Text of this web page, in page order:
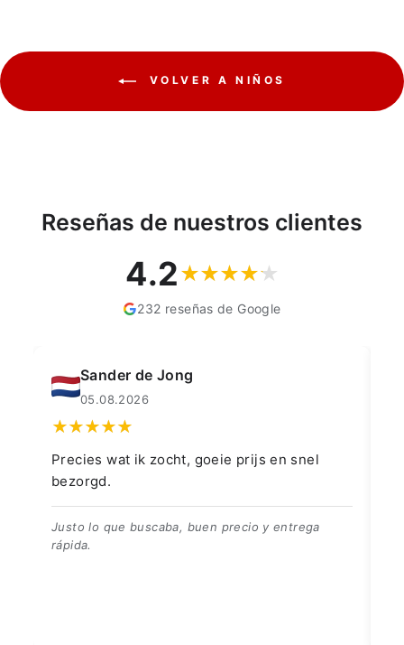
VOLVER A NIÑOS
Reseñas de nuestros clientes
4.2
232 reseñas de Google
prijs en snel
y entrega
👍👍👍👌
👍👍👍👌